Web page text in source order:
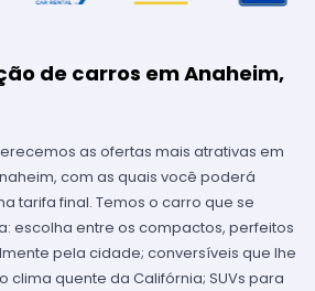
de carros em Anaheim,
as ofertas mais atrativas em
com as quais você poderá
tarifa final. Temos o carro que se
escolha entre os compactos, perfeitos
pela cidade; conversíveis que lhe
clima quente da Califórnia; SUVs para